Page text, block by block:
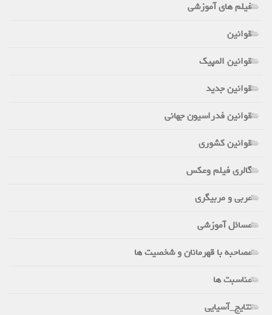
فیلم های آموزشی
قوانین
قوانین المپیک
قوانین جدید
قوانین فدراسیون جهانی
قوانین کشوری
گالری فیلم وعکس
مربی و مربیگری
مسائل آموزشی
مصاحبه با قهرمانان و شخصیت ها
مناسبت ها
نتایج_آسیایی